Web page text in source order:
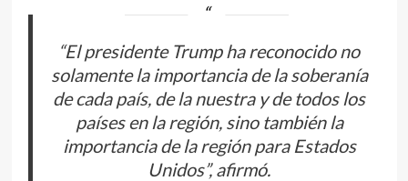
“El presidente Trump ha reconocido no
solamente la importancia de la soberanía
de cada país, de la nuestra y de todos los
países en la región, sino también la
importancia de la región para Estados
Unidos”, afirmó.